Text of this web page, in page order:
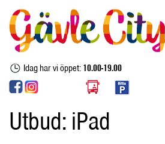
Idag har vi öppet:10.00-19.00
Utbud: iPad